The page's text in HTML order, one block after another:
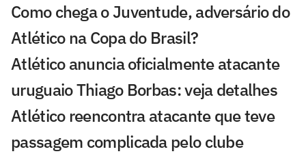
Como chega o Juventude, adversário do
Atlético na Copa do Brasil?
Atlético anuncia oficialmente atacante
uruguaio Thiago Borbas: veja detalhes
Atlético reencontra atacante que teve
passagem complicada pelo clube